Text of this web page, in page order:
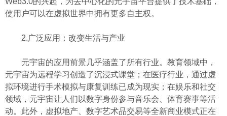
使用户可以在虚拟世界中拥有更多自主权。
2.广泛应用：改变生活与产业
元宇宙的应用前景几乎涵盖了所有行业。教育领域中，
元宇宙为远程学习创造了沉浸式课堂；在医疗行业，通过虚
拟环境进行手术模拟与康复训练已成为现实；在娱乐和社交
领域，元宇宙让人们以数字身份参与音乐会、体育赛事等活
动。此外，虚拟地产、数字艺术品交易等全新商业模式正在